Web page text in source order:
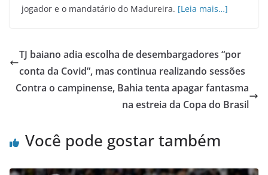
jogador e o mandatário do Madureira. [Leia mais…]
TJ baiano adia escolha de desembargadores “por
conta da Covid”, mas continua realizando sessões
Contra o campinense, Bahia tenta apagar fantasma
na estreia da Copa do Brasil
Você pode gostar também